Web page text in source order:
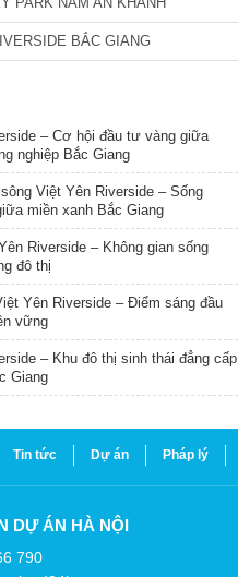
BẮC GIANG
– Cơ hội đầu tư vàng giữa
nghiệp Bắc Giang
Việt Yên Riverside – Sống
miền xanh Bắc Giang
Riverside – Không gian sống
đô thị
Yên Riverside – Điểm sáng đầu
vững
– Khu đô thị sinh thái đẳng cấp
Giang
Tin tức Dự án Pháp lý
DỰ ÁN HÀ NỘI
790